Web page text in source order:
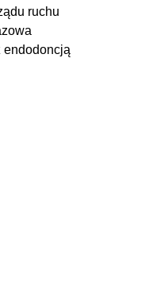
ruchu
endodoncją